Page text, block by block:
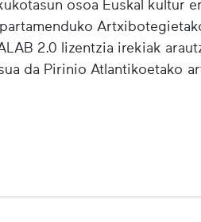
osoa Euskal kultur
2.0 lizentzia irekiak
da Pirinio Atlantikoetako